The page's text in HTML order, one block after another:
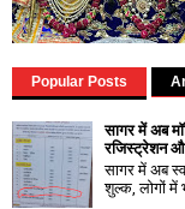
Popular Posts
सागर में अब
रजिस्ट्रेशन
सागर में अब
शुल्क, लोगों में